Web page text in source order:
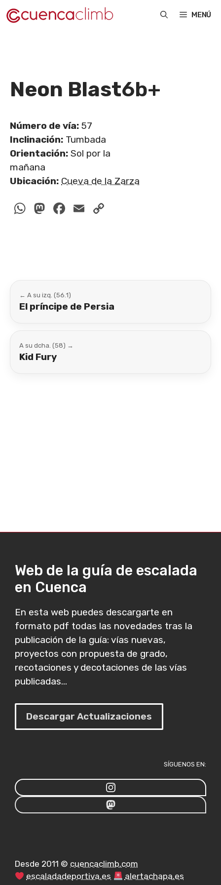
Saltar
al
MENÚ
Neon Blast6b+
Número de vía: 57
Inclinación: Tumbada
Orientación: Sol por la
mañana
Ubicación: Cueva de la Zarza
WhatsApp
Mastodon
Facebook
Email
← A su izq. (56.1)
El príncipe de Persia
A su dcha. (58) →
Kid Fury
Web de la guía de escalada
en Cuenca
En esta web puedes descargarte en
formato pdf todas las novedades tras la
publicación de la guía: vías nuevas,
proyectos con propuesta de grado,
recotaciones y decotaciones de las vías
publicadas...
Descargar Actualizaciones
SÍGUENOS EN:
Desde 2011 © cuencaclimb.com
escaladadeportiva.es
alertachapa.es